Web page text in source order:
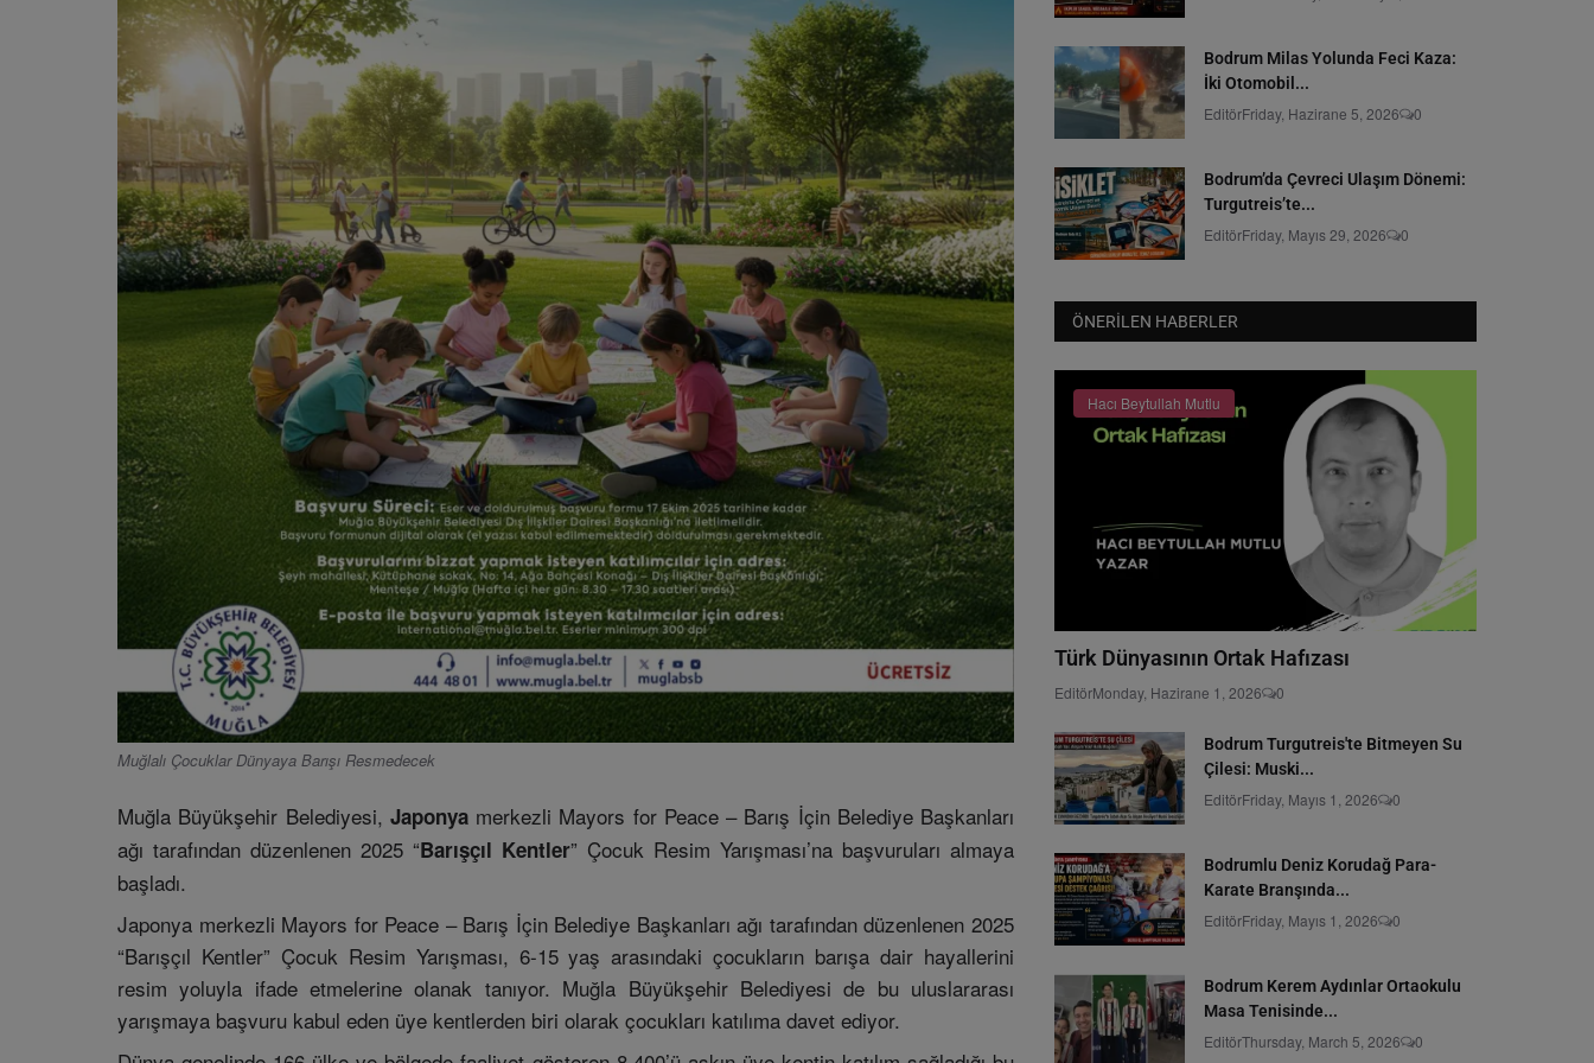
Muğlalı Çocuklar Dünyaya Barışı Resmedecek
Muğla Büyükşehir Belediyesi, Japonyamerkezli Mayors for Peace – Barış İçin Belediye Başkanları
ağı tarafından düzenlenen 2025 “Barışçıl Kentler” Çocuk Resim Yarışması’na başvuruları almaya
başladı.
Japonya merkezli Mayors for Peace – Barış İçin Belediye Başkanları ağı tarafından düzenlenen 2025
“Barışçıl Kentler” Çocuk Resim Yarışması, 6-15 yaş arasındaki çocukların barışa dair hayallerini
resim yoluyla ifade etmelerine olanak tanıyor. Muğla Büyükşehir Belediyesi de bu uluslararası
yarışmaya başvuru kabul eden üye kentlerden biri olarak çocukları katılıma davet ediyor.
Bodrum Milas Yolunda Feci Kaza:
İki Otomobil...
EditörFriday, Hazirane 5, 2026 0
Bodrum’da Çevreci Ulaşım Dönemi:
Turgutreis’te...
EditörFriday, Mayıs 29, 2026 0
ÖNERILEN HABERLER
Hacı Beytullah Mutlu
Türk Dünyasının Ortak Hafızası
EditörMonday, Hazirane 1, 2026 0
Bodrum Turgutreis'te Bitmeyen Su
Çilesi: Muski...
EditörFriday, Mayıs 1, 2026 0
Bodrumlu Deniz Korudağ Para-
Karate Branşında...
EditörFriday, Mayıs 1, 2026 0
Bodrum Kerem Aydınlar Ortaokulu
Masa Tenisinde...
EditörThursday, March 5, 2026 0